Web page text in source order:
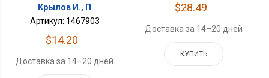
Крылов И., П
Артикул: 1467903
$14.20
Доставка за 14–20 дней
$28.49
Доставка за 14–20 дней
КУПИТЬ